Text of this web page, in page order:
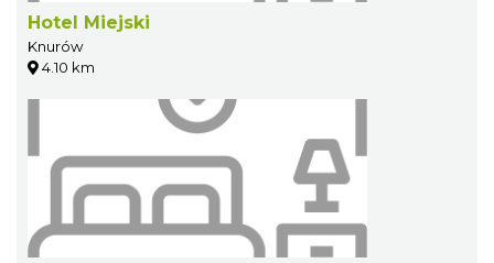
Hotel Miejski
Knurów
4.10 km